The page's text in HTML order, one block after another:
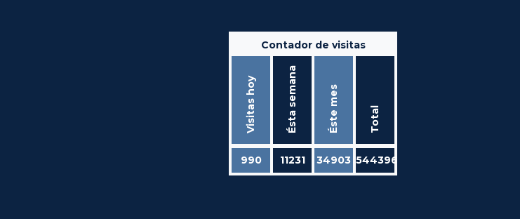
Contador de visitas
Visitas hoy Ésta semana Éste mes Total
990 11231 34903 544396